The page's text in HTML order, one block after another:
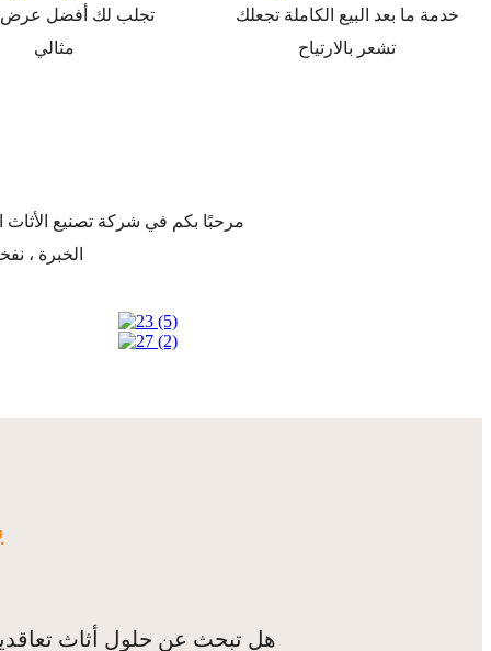
تجلب لك أفضل
مثالي
خدمة ما بعد البيع الكاملة تجعلك
تشعر بالارتياح
مرحبًا بكم في شركة تصنيع
هل تبحث عن حلول أثاث